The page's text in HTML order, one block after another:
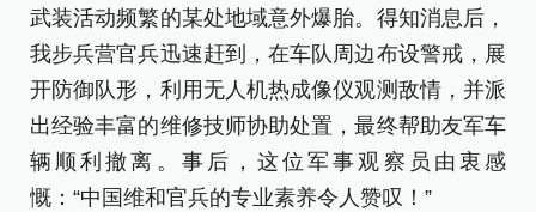
武装活动频繁的某处地域意外爆胎。得知消息后，
我步兵营官兵迅速赶到，在车队周边布设警戒，展
开防御队形，利用无人机热成像仪观测敌情，并派
出经验丰富的维修技师协助处置，最终帮助友军车
辆顺利撤离。事后，这位军事观察员由衷感
慨：“中国维和官兵的专业素养令人赞叹！”